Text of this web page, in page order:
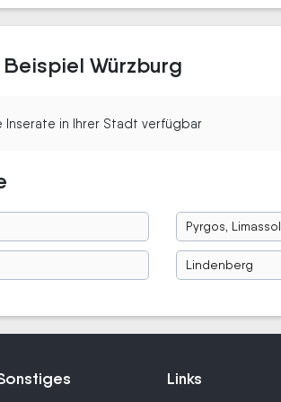
Würzburg
Inserate in Ihrer Stadt verfügbar
Pyrgos, Limassol
Lindenberg
Links